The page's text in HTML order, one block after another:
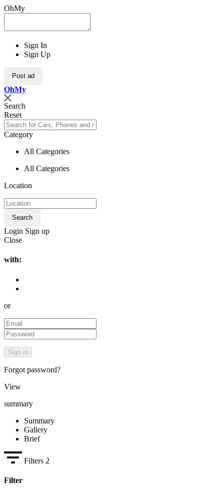
OhMy
Sign In
Sign Up
Post ad
OhMy
Search
Reset
Category
All Categories
All Categories
Location
Search
Login Sign up
Close
with:
or
Forgot password?
View
summary
Summary
Gallery
Brief
Filters 2
Filter